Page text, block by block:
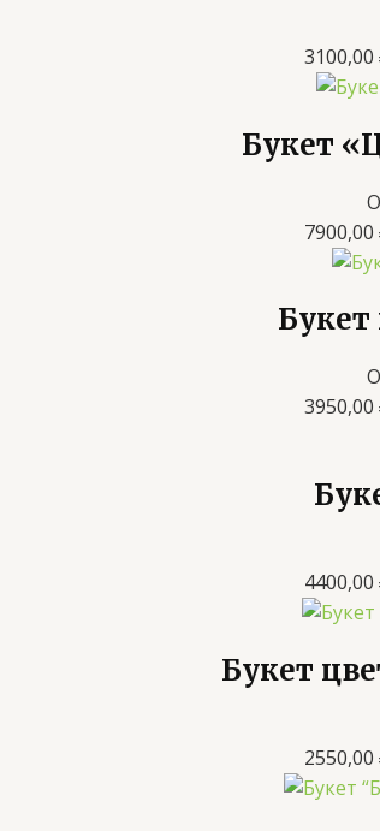
3100,00
Букет
7900,00
Букет
3950,00
4400,00
Букет
2550,00